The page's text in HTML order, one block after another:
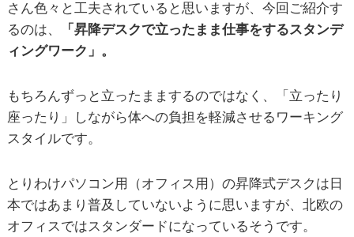
さん色々と工夫されていると思いますが、今回ご紹介す
るのは、
「昇降デスクで立ったまま仕事をするスタンデ
ィングワーク」。
もちろんずっと立ったままするのではなく、「立ったり
座ったり」しながら体への負担を軽減させるワーキング
スタイルです。
とりわけパソコン用（オフィス用）の昇降式デスクは日
本ではあまり普及していないように思いますが、北欧の
オフィスではスタンダードになっているそうです。